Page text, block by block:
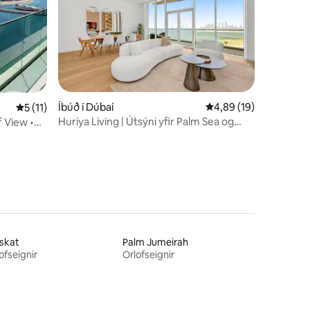
5 af 5 í meðaleinkunn, 11 umsagnir
5 (11)
•
Íbúð í Dúbaí 4,89 af 5 í
4,89 (19)
Huriya Living | Útsýni yfir Palm Sea og
Palm Jumeirah
Orlofseignir